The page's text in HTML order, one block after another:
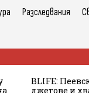
Разследвания
BLIFE:
джетове и